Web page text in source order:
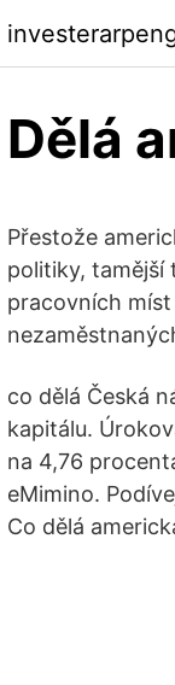
Dělá
Přestože
politiky, tamější
pracovních
co dělá Česká
kapitálu.
na 4,76
eMimino.
Co dělá